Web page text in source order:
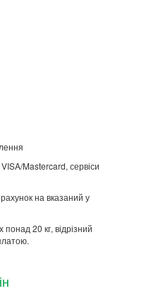
Mastercard, сервіси
на вказаний у
20 кг, відрізний